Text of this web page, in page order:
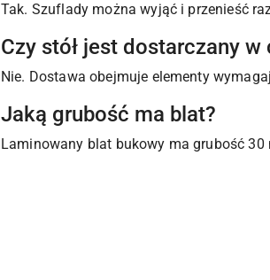
Tak. Szuflady można wyjąć i przenieść
Czy stół jest dostarczany w
Nie. Dostawa obejmuje elementy
Jaką grubość ma blat?
Laminowany blat bukowy ma grubość 30